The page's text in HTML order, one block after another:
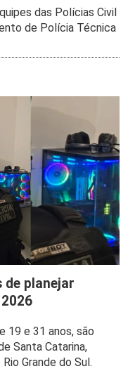
das Polícias Civil
de Polícia Técnica
de planejar
19 e 31 anos, são
Santa Catarina,
Grande do Sul.